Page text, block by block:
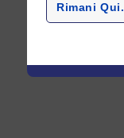
Rimani Qui.